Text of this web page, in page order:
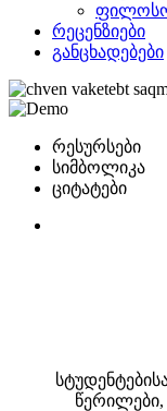
რეცენზიები
განცხადებები
რესურსები
სიმბოლიკა
ციტატები